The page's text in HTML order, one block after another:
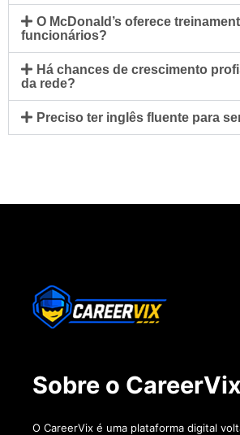
O McDonald’s oferece
funcionários?
Há chances de crescimento
da rede?
Preciso ter inglês fluente para
Sobre o CareerVix
O CareerVix é uma plataforma digital